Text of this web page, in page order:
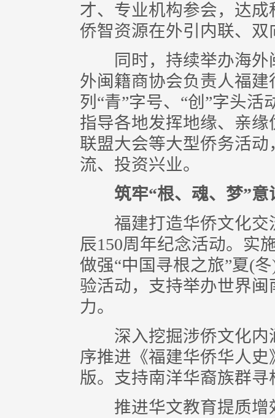
才、专业机构参会，达
侨智资源在外引内联、
同时，持续举办海外
外闽籍商协会负责人福
列“青”字号、“创”字头
指导各地发挥地缘、亲
联盟大会等大型侨务活
流、投资兴业。
筑牢“根、魂、梦”意
福建打造华侨文化交
辰150周年纪念活动。实
做强“中国寻根之旅”夏(
验活动，支持举办世界
力。
深入挖掘涉侨文化内
序推进《福建华侨华人
版。支持南洋华裔族群
推进华文教育提质增